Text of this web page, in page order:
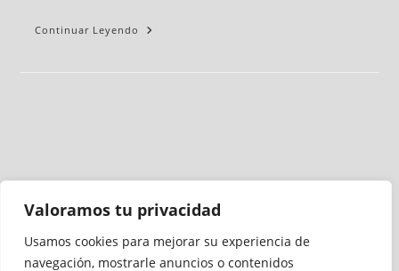
Valoramos tu privacidad
Usamos cookies para mejorar su experiencia de
navegación, mostrarle anuncios o contenidos
Continuar Leyendo
Medio auditado por